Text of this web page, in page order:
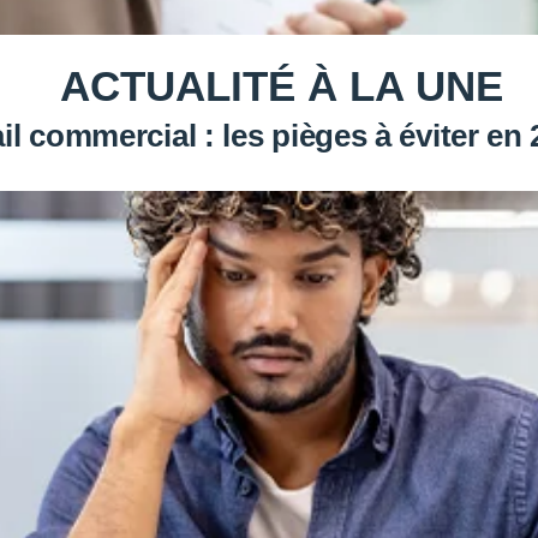
ACTUALITÉ À LA UNE
commercial : les pièges à éviter en